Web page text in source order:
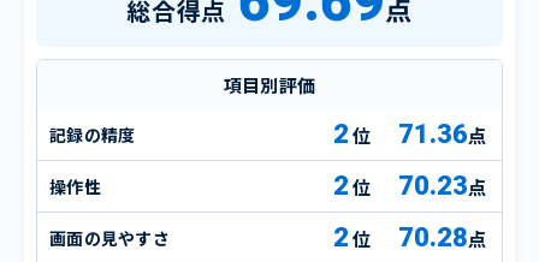
総合得点 点
項目別評価
記録の精度 2 71.36点
操作性 2 70.23点
画面の見やすさ 2 70.28点